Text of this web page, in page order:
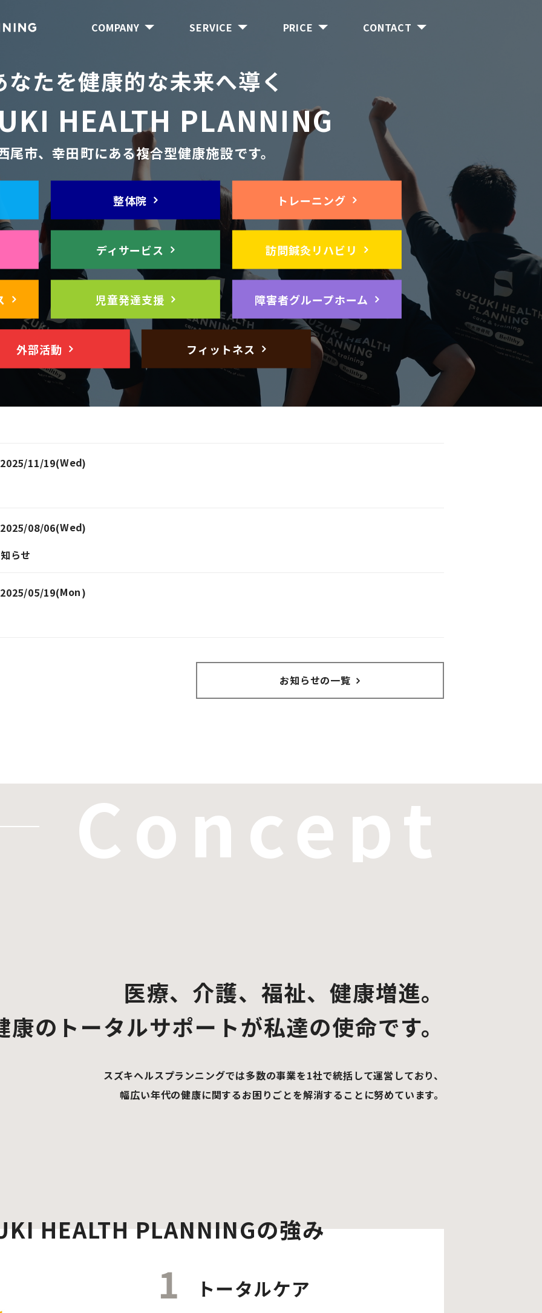
COMPANY SERVICE PRICE CONTACT
なたを健康的な未来へ導く
HEALTH PLANNING
尾市、幸田町にある複合型健康施設です。
整体院 トレーニング
ディサービス 訪問鍼灸リハビリ
児童発達支援 障害者グループホーム
外部活動 フィットネス
2025/11/19(Wednesday
)
2025/08/06(Wednesday
)
らせ
2025/05/19(Monday
)
お知らせの一覧
Concept
医療、介護、福祉、健康増進。
康のトータルサポートが私達の使命です。
スズキヘルスプランニングでは多数の事業を1社で統括して運営しており、
幅広い年代の健康に関するお困りごとを解消することに努めています。
HEALTH PLANNINGの強み
トータルケア